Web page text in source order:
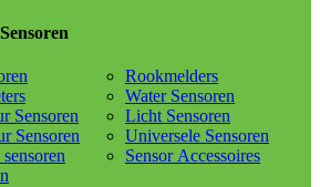
Sensoren
Sensoren
Rookmelders
Water Sensoren
Licht Sensoren
Universele Sensoren
Sensor Accessoires